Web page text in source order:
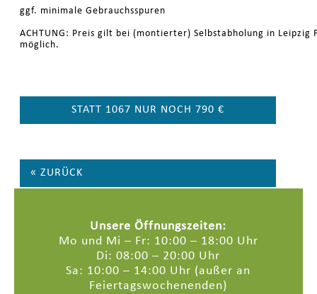
ggf. minimale Gebrauchsspuren
ACHTUNG: Preis gilt bei (montierter) Selbstabholung in
möglich.
STATT 1067 NUR NOCH 790 €
« ZURÜCK
Unsere Öffnungszeiten:
Mo und Mi – Fr: 10:00 – 18:00 Uhr
Di: 08:00 – 20:00 Uhr
Sa: 10:00 – 14:00 Uhr (außer an
Feiertagswochenenden)